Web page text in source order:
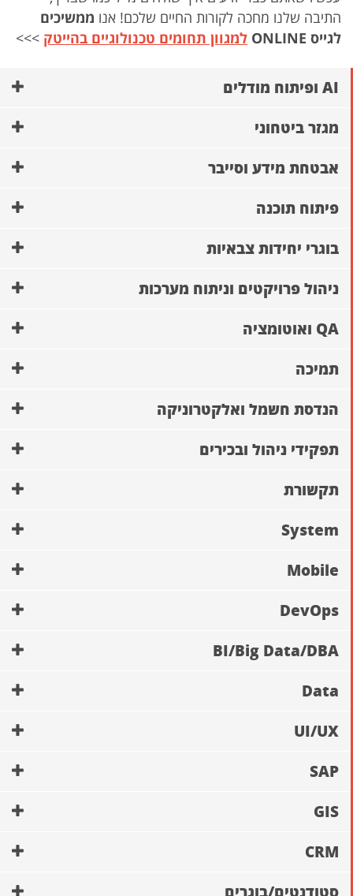
התיבה שלנו מחכה לקורות החיים שלכם! אנו ממשיכים
לגייס ONLINE
למגוון תחומים טכנולוגיים בהייטק >>>
AI ופיתוח מודלים
מגזר ביטחוני
אבטחת מידע וסייבר
פיתוח תוכנה
בוגרי יחידות צבאיות
ניהול פרויקטים וניתוח מערכות
QA ואוטומציה
תמיכה
הנדסת חשמל ואלקטרוניקה
תפקידי ניהול ובכירים
תקשורת
System
Mobile
DevOps
BI/Big Data/DBA
Data
UI/UX
SAP
GIS
CRM